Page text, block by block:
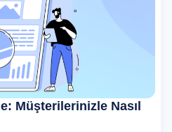
Müşterilerinizle Nasıl